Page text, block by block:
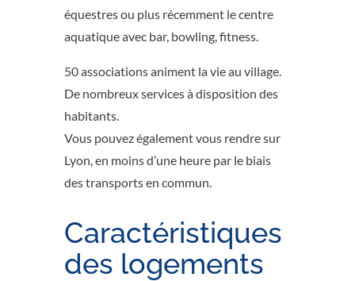
équestres ou plus récemment le centre
aquatique avec bar, bowling, fitness.
50 associations animent la vie au village.
De nombreux services à disposition des
habitants.
Vous pouvez également vous rendre sur
Lyon, en moins d’une heure par le biais
des transports en commun.
Caractéristiques
des logements